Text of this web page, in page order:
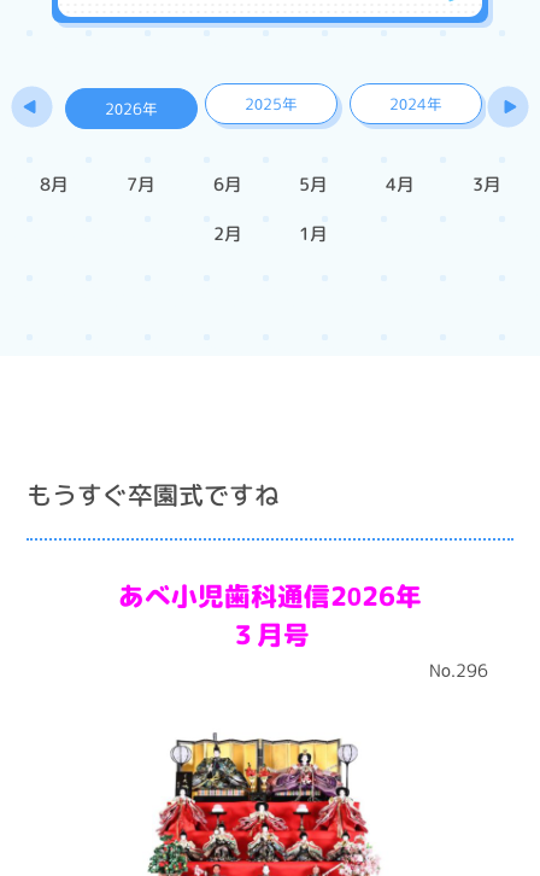
2026年 2025年 2024年
8月 7月 6月 5月 4月 3月
2月 1月
もうすぐ卒園式ですね
あべ小児歯科通信2026年
３ 月号
No.296